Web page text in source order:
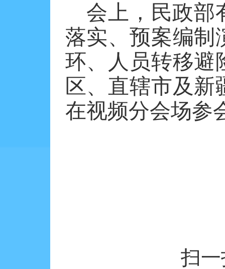
会上，民政部
落实、预案编制
环、人员转移避
区、直辖市及
在视频分会场参
扫